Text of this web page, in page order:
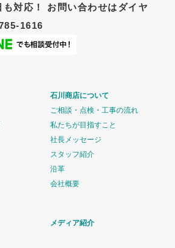
も対応！ お問い合わせはダイヤ
1616
石川商店について
ご相談・点検・工事の流れ
私たちが目指すこと
社長メッセージ
スタッフ紹介
沿革
会社概要
メディア紹介